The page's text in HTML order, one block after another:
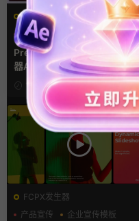
PR基本图形mogrt
PR基本图形
UI 手机
Premiere模板 手机音乐播放
器App软件界面UI进度条动画
视频样机pr模版
11小时前
FCPX发生器
产品宣传
企业宣传模板